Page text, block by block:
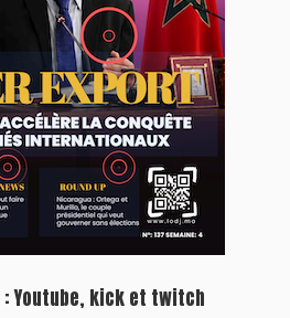
: Youtube, kick et twitch